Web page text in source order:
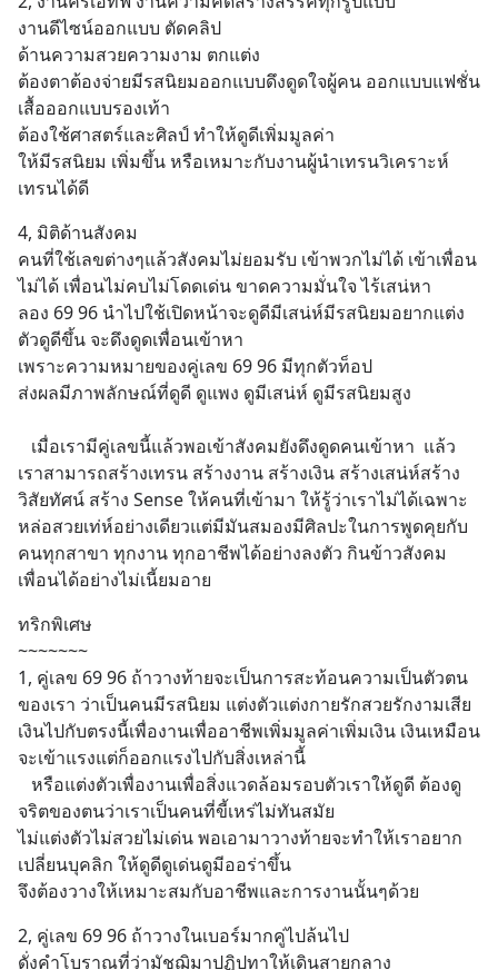
งานดีไซน์ออกแบบ ตัดคลิป
ด้านความสวยความงาม ตกแต่ง
ต้องตาต้องจ่ายมีรสนิยมออกแบบดึงดูดใจผู้คน ออกแบบแฟชั่น
เสื้อออกแบบรองเท้า
ต้องใช้ศาสตร์และศิลป์ ทำให้ดูดีเพิ่มมูลค่า
ให้มีรสนิยม เพิ่มขึ้น หรือเหมาะกับงานผู้นำเทรนวิเคราะห์
เทรนได้ดี
4, มิติด้านสังคม
คนที่ใช้เลขต่างๆแล้วสังคมไม่ยอมรับ เข้าพวกไม่ได้ เข้าเพื่อน
ไม่ได้ เพื่อนไม่คบไม่โดดเด่น ขาดความมั่นใจ ไร้เสน่หา
ลอง 69 96 นำไปใช้เปิดหน้าจะดูดีมีเสน่ห์มีรสนิยมอยากแต่ง
ตัวดูดีขึ้น จะดึงดูดเพื่อนเข้าหา
เพราะความหมายของคู่เลข 69 96 มีทุกตัวท็อป
ส่งผลมีภาพลักษณ์ที่ดูดี ดูแพง ดูมีเสน่ห์ ดูมีรสนิยมสูง
เราสามารถสร้างเทรน สร้างงาน สร้างเงิน สร้างเสน่ห์สร้าง
วิสัยทัศน์ สร้าง Sense ให้คนที่เข้ามา ให้รู้ว่าเราไม่ได้เฉพาะ
หล่อสวยเท่ห์อย่างเดียวแต่มีมันสมองมีศิลปะในการพูดคุยกับ
คนทุกสาขา ทุกงาน ทุกอาชีพได้อย่างลงตัว กินข้าวสังคม
เพื่อนได้อย่างไม่เนี้ยมอาย
ทริกพิเศษ
~~~~~~~
1, คู่เลข 69 96 ถ้าวางท้ายจะเป็นการสะท้อนความเป็นตัวตน
ของเรา ว่าเป็นคนมีรสนิยม แต่งตัวแต่งกายรักสวยรักงามเสีย
เงินไปกับตรงนี้เพื่องานเพื่ออาชีพเพิ่มมูลค่าเพิ่มเงิน เงินเหมือน
จะเข้าแรงแต่ก็ออกแรงไปกับสิ่งเหล่านี้
จริตของตนว่าเราเป็นคนที่ขี้เหร่ไม่ทันสมัย
ไม่แต่งตัวไม่สวยไม่เด่น พอเอามาวางท้ายจะทำให้เราอยาก
เปลี่ยนบุคลิก ให้ดูดีดูเด่นดูมีออร่าขึ้น
จึงต้องวางให้เหมาะสมกับอาชีพและการงานนั้นๆด้วย
2, คู่เลข 69 96 ถ้าวางในเบอร์มากคู่ไปล้นไป
ดั่งคำโบราณที่ว่ามัชฌิมาปฏิปทาให้เดินสายกลาง